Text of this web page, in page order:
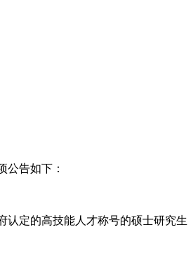
公告如下：
认定的高技能人才称号的硕士研究生